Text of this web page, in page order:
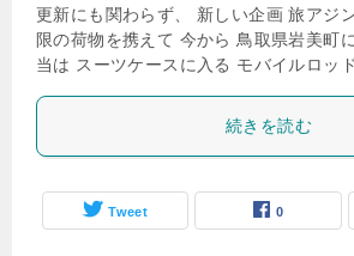
更新にも関わらず、 新しい企画 旅アジ
限の荷物を携えて 今から 鳥取県岩美町
当は スーツケースに入る モバイルロッ
続きを読む
Tweet 0